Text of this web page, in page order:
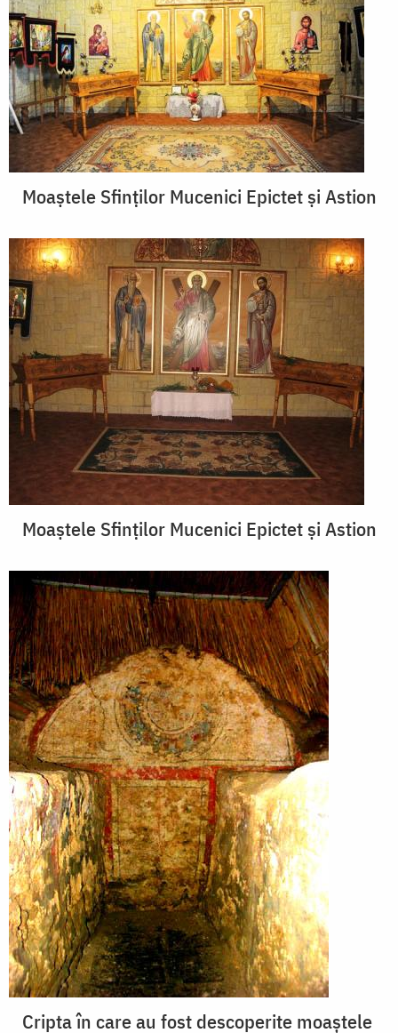
Moaştele Sfinţilor Mucenici Epictet şi Astion
Moaştele Sfinţilor Mucenici Epictet şi Astion
Cripta în care au fost descoperite moaştele